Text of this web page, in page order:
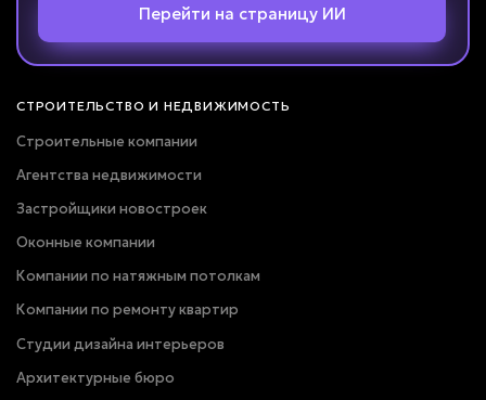
Перейти на страницу ИИ
СТРОИТЕЛЬСТВО И НЕДВИЖИМОСТЬ
Строительные компании
Агентства недвижимости
Застройщики новостроек
Оконные компании
Компании по натяжным потолкам
Компании по ремонту квартир
Студии дизайна интерьеров
Архитектурные бюро